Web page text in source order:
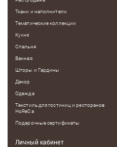
Ткани и наполнители
Тематические коллекции
Кухня
Спальня
Ванная
Шторы и Гардины
Декор
Одежда
Текстиль для гостиниц и ресторанов
HoReCa
Подарочные сертификаты
Личный кабинет